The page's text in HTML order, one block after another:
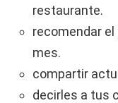
restaurante.
recomendar el
mes.
compartir
decirles a tus